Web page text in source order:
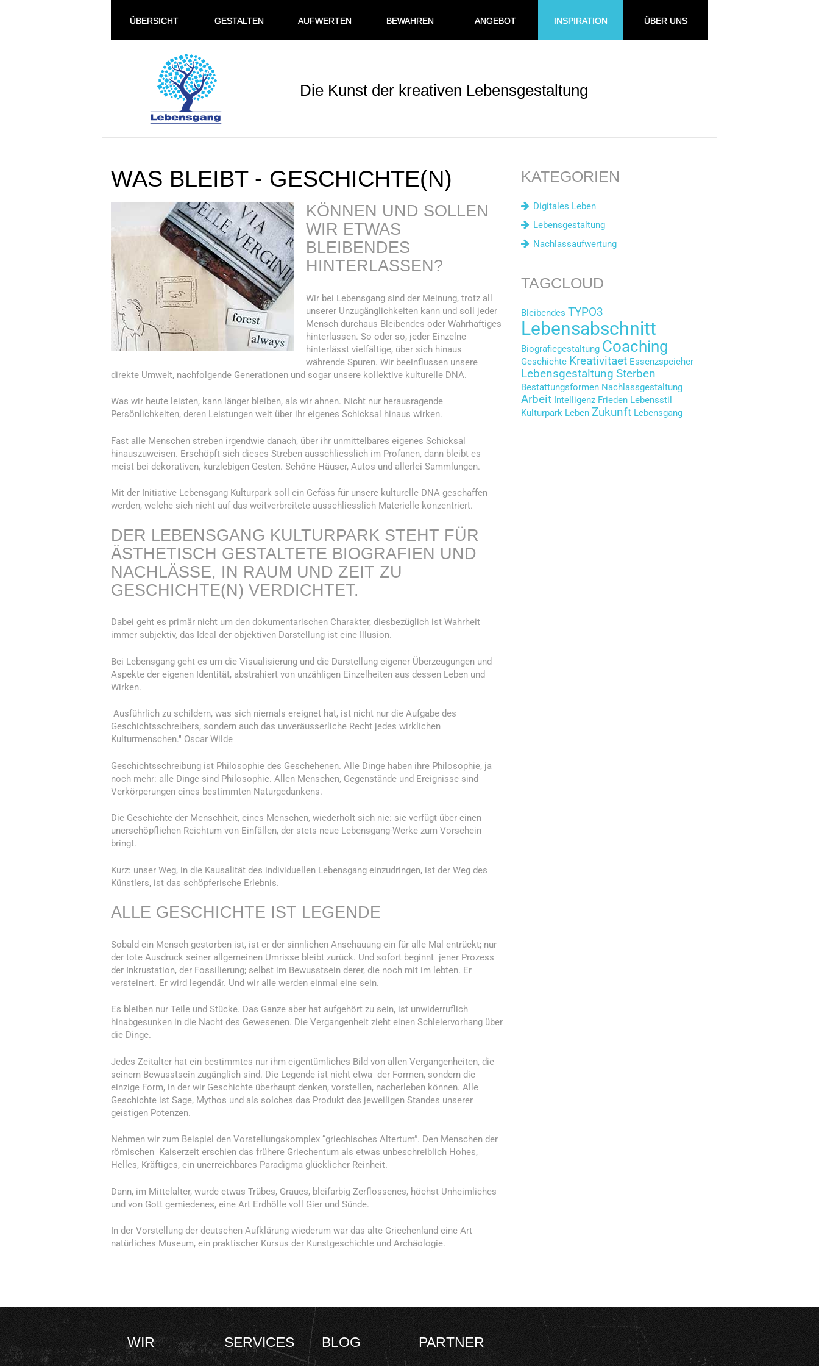
ÜBERSICHT GESTALTEN AUFWERTEN BEWAHREN ANGEBOT INSPIRATION ÜBER UNS
Die Kunst der kreativen Lebensgestaltung
WAS BLEIBT - GESCHICHTE(N)
KÖNNEN UND SOLLEN
WIR ETWAS
BLEIBENDES
HINTERLASSEN?
Wir bei Lebensgang sind der Meinung, trotz all
unserer Unzugänglichkeiten kann und soll jeder
Mensch durchaus Bleibendes oder Wahrhaftiges
hinterlassen. So oder so, jeder Einzelne
hinterlässt vielfältige, über sich hinaus
währende Spuren. Wir beeinflussen unsere
direkte Umwelt, nachfolgende Generationen und sogar unsere kollektive kulturelle DNA.
Was wir heute leisten, kann länger bleiben, als wir ahnen. Nicht nur herausragende
Persönlichkeiten, deren Leistungen weit über ihr eigenes Schicksal hinaus wirken.
Fast alle Menschen streben irgendwie danach, über ihr unmittelbares eigenes Schicksal
hinauszuweisen. Erschöpft sich dieses Streben ausschliesslich im Profanen, dann bleibt es
meist bei dekorativen, kurzlebigen Gesten. Schöne Häuser, Autos und allerlei Sammlungen.
Mit der Initiative Lebensgang Kulturpark soll ein Gefäss für unsere kulturelle DNA geschaffen
werden, welche sich nicht auf das weitverbreitete ausschliesslich Materielle konzentriert.
DER LEBENSGANG KULTURPARK STEHT FÜR
ÄSTHETISCH GESTALTETE BIOGRAFIEN UND
NACHLÄSSE, IN RAUM UND ZEIT ZU
GESCHICHTE(N) VERDICHTET.
Dabei geht es primär nicht um den dokumentarischen Charakter, diesbezüglich ist Wahrheit
immer subjektiv, das Ideal der objektiven Darstellung ist eine Illusion.
Bei Lebensgang geht es um die Visualisierung und die Darstellung eigener Überzeugungen und
Aspekte der eigenen Identität, abstrahiert von unzähligen Einzelheiten aus dessen Leben und
Wirken.
"Ausführlich zu schildern, was sich niemals ereignet hat, ist nicht nur die Aufgabe des
Geschichtsschreibers, sondern auch das unveräusserliche Recht jedes wirklichen
Kulturmenschen." Oscar Wilde
Geschichtsschreibung ist Philosophie des Geschehenen. Alle Dinge haben ihre Philosophie, ja
noch mehr: alle Dinge sind Philosophie. Allen Menschen, Gegenstände und Ereignisse sind
Verkörperungen eines bestimmten Naturgedankens.
Die Geschichte der Menschheit, eines Menschen, wiederholt sich nie: sie verfügt über einen
unerschöpflichen Reichtum von Einfällen, der stets neue Lebensgang-Werke zum Vorschein
bringt.
Kurz: unser Weg, in die Kausalität des individuellen Lebensgang einzudringen, ist der Weg des
Künstlers, ist das schöpferische Erlebnis.
ALLE GESCHICHTE IST LEGENDE
Sobald ein Mensch gestorben ist, ist er der sinnlichen Anschauung ein für alle Mal entrückt; nur
der tote Ausdruck seiner allgemeinen Umrisse bleibt zurück. Und sofort beginnt jener Prozess
der Inkrustation, der Fossilierung; selbst im Bewusstsein derer, die noch mit im lebten. Er
versteinert. Er wird legendär. Und wir alle werden einmal eine sein.
Es bleiben nur Teile und Stücke. Das Ganze aber hat aufgehört zu sein, ist unwiderruflich
hinabgesunken in die Nacht des Gewesenen. Die Vergangenheit zieht einen Schleiervorhang über
die Dinge.
Jedes Zeitalter hat ein bestimmtes nur ihm eigentümliches Bild von allen Vergangenheiten, die
seinem Bewusstsein zugänglich sind. Die Legende ist nicht etwa der Formen, sondern die
einzige Form, in der wir Geschichte überhaupt denken, vorstellen, nacherleben können. Alle
Geschichte ist Sage, Mythos und als solches das Produkt des jeweiligen Standes unserer
geistigen Potenzen.
Nehmen wir zum Beispiel den Vorstellungskomplex “griechisches Altertum”. Den Menschen der
römischen Kaiserzeit erschien das frühere Griechentum als etwas unbeschreiblich Hohes,
Helles, Kräftiges, ein unerreichbares Paradigma glücklicher Reinheit.
Dann, im Mittelalter, wurde etwas Trübes, Graues, bleifarbig Zerflossenes, höchst Unheimliches
und von Gott gemiedenes, eine Art Erdhölle voll Gier und Sünde.
In der Vorstellung der deutschen Aufklärung wiederum war das alte Griechenland eine Art
natürliches Museum, ein praktischer Kursus der Kunstgeschichte und Archäologie.
KATEGORIEN
Digitales Leben
Lebensgestaltung
Nachlassaufwertung
TAGCLOUD
Bleibendes TYPO3
Lebensabschnitt
Biografiegestaltung Coaching
Geschichte Kreativitaet Essenzspeicher
Lebensgestaltung Sterben
Bestattungsformen Nachlassgestaltung
Arbeit Intelligenz Frieden Lebensstil
Kulturpark Leben Zukunft Lebensgang
WIR SERVICES BLOG PARTNER